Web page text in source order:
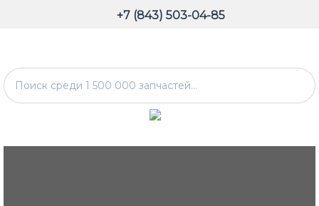
+7 (843) 503-04-85